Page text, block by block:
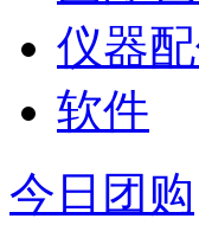
仪器
软件
今日团购